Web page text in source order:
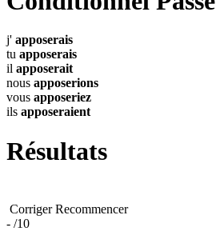
j' apposerais
tu apposerais
il apposerait
nous apposerions
vous apposeriez
ils apposeraient
Résultats
CorrigerRecommencer
- /10